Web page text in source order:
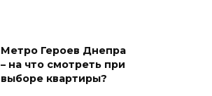
Метро Героев Днепра
– на что смотреть при
выборе квартиры?